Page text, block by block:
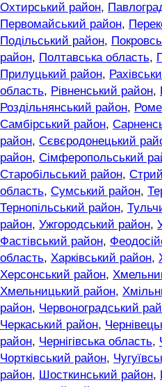
Охтирський район,
Первомайський район,
Подільський район,
район, Полтавська область,
Прилуцький район,
область, Рівненський район,
Роздільнянський район,
Самбірський район,
район, Сєвєродонецький
район, Сімферопольський
Старобільський район,
область, Сумський район,
Тернопільський район,
район, Ужгородський район,
Фастівський район,
область, Харківський район,
Херсонський район,
Хмельницький район,
район, Червоноградський
Черкаський район,
район, Чернігівська область,
Чортківський район,
район, Шосткинський район,